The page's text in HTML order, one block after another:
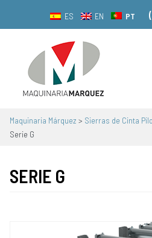
ES EN PT
Navegação principal
Maquinaria Márquez > Sierras de Cinta
Serie G
SERIE G